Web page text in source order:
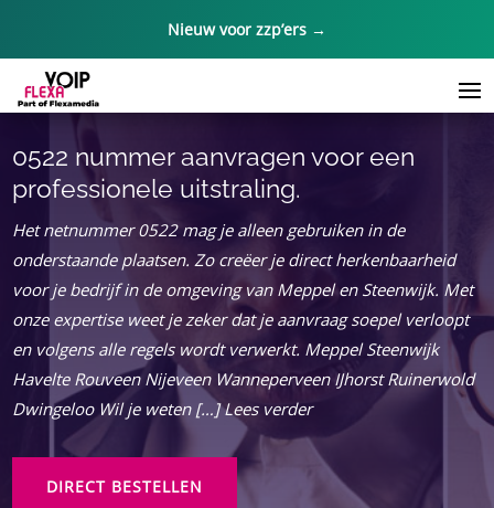
Nieuw voor zzp’ers →
0522 nummer aanvragen voor een
professionele uitstraling.
Het netnummer 0522 mag je alleen gebruiken in de
onderstaande plaatsen. Zo creëer je direct herkenbaarheid
voor je bedrijf in de omgeving van Meppel en Steenwijk. Met
onze expertise weet je zeker dat je aanvraag soepel verloopt
en volgens alle regels wordt verwerkt. Meppel Steenwijk
Havelte Rouveen Nijeveen Wanneperveen IJhorst Ruinerwold
Dwingeloo Wil je weten […] Lees verder
DIRECT BESTELLEN